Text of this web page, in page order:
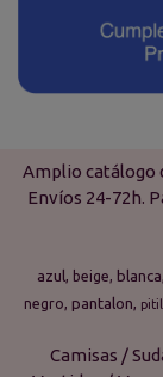
Amplio catálogo
Envíos 24-72h.
azul beige blanca
negro pantalon
Camisas /